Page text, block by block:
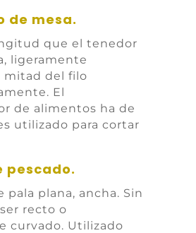
de mesa.
que el tenedor
ligeramente
mitad del filo
El
de alimentos ha de
utilizado para cortar
pescado.
pala plana, ancha. Sin
recto o
curvado. Utilizado